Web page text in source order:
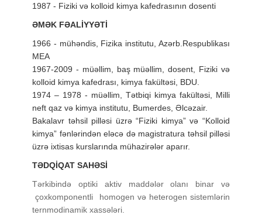
1987 - Fiziki və kolloid kimya kafedrasının dosenti
ƏMƏK FƏALİYYƏTİ
1966 - mühəndis, Fizika institutu, Azərb.Respublikası
MEA
1967-2009 - müəllim, baş müəllim, dosent, Fiziki və
kolloid kimya kafedrası, kimya fakültəsi, BDU.
1974 – 1978 - müəllim, Tətbiqi kimya fakültəsi, Milli
neft qaz və kimya institutu, Bumerdes, Əlcəzair.
Bakalavr təhsil pilləsi üzrə “Fiziki kimya” və “Kolloid
kimya” fənlərindən eləcə də magistratura təhsil pilləsi
üzrə ixtisas kurslarında mühazirələr aparır.
TƏDQİQAT SAHƏSİ
Tərkibində optiki aktiv maddələr olanı binar və
çoxkomponentli homogen və heterogen sistemlərin
ternmodinamik xassələri.